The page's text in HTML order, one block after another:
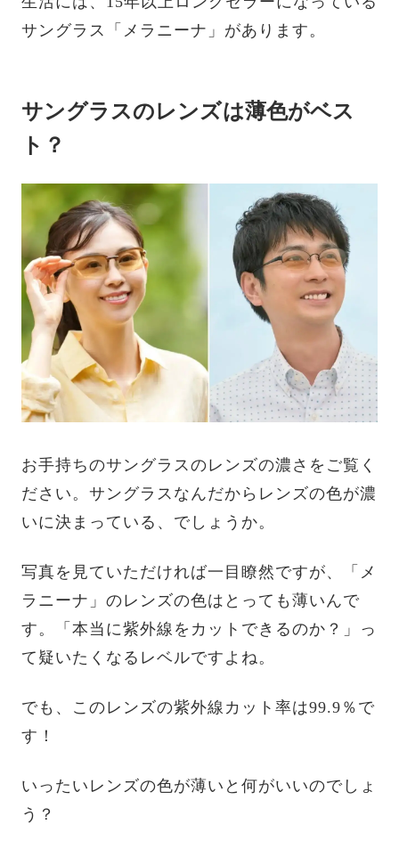
サングラス「メラニーナ」があります。
サングラスのレンズは薄色がベス
ト？
お手持ちのサングラスのレンズの濃さをご覧く
ださい。サングラスなんだからレンズの色が濃
いに決まっている、でしょうか。
写真を見ていただければ一目瞭然ですが、「メ
ラニーナ」のレンズの色はとっても薄いんで
す。「本当に紫外線をカットできるのか？」っ
て疑いたくなるレベルですよね。
でも、このレンズの紫外線カット率は99.9％で
す！
いったいレンズの色が薄いと何がいいのでしょ
う？